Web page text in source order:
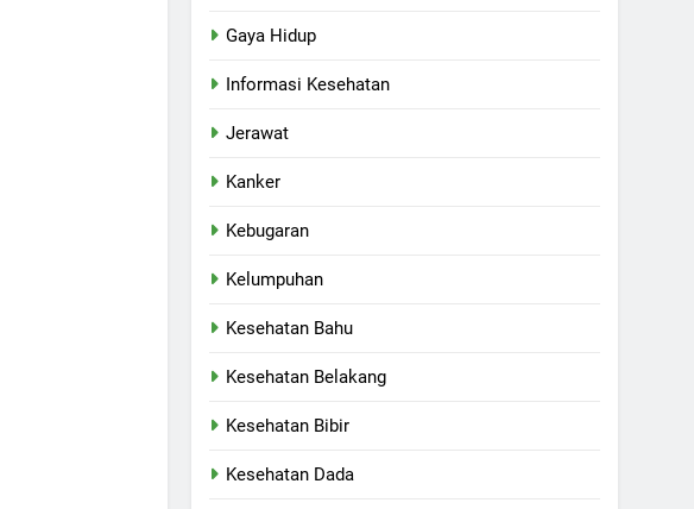
Gaya Hidup
Informasi Kesehatan
Jerawat
Kanker
Kebugaran
Kelumpuhan
Kesehatan Bahu
Kesehatan Belakang
Kesehatan Bibir
Kesehatan Dada